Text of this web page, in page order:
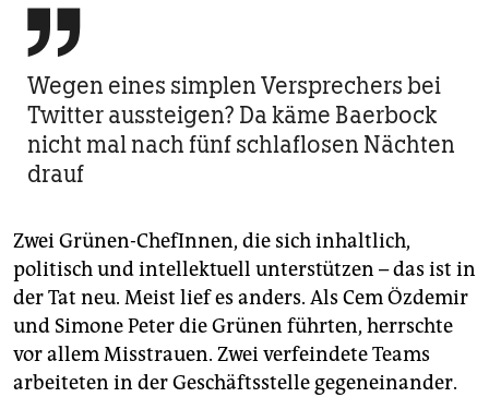

Wegen eines simplen Versprechers bei
Twitter aussteigen? Da käme Baerbock
nicht mal nach fünf schlaflosen Nächten
drauf
Zwei Grünen-ChefInnen, die sich inhaltlich,
politisch und intellektuell unterstützen – das ist in
der Tat neu. Meist lief es anders. Als Cem Özdemir
und Simone Peter die Grünen führten, herrschte
vor allem Misstrauen. Zwei verfeindete Teams
arbeiteten in der Geschäftsstelle gegeneinander.